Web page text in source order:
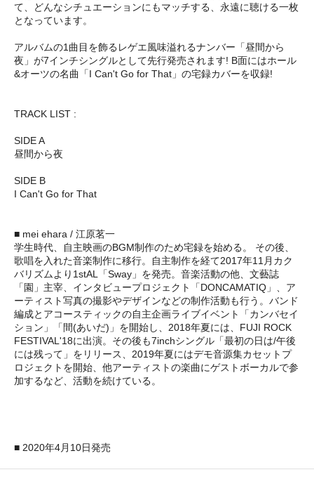
て、どんなシチュエーションにもマッチする、永遠に聴ける一枚
となっています。
アルバムの1曲目を飾るレゲエ風味溢れるナンバー「昼間から
夜」が7インチシングルとして先行発売されます! B面にはホール
&オーツの名曲「I Can't Go for That」の宅録カバーを収録!
TRACK LIST :
SIDE A
昼間から夜
SIDE B
I Can't Go for That
■ mei ehara / 江原茗一
学生時代、自主映画のBGM制作のため宅録を始める。 その後、
歌唱を入れた音楽制作に移行。自主制作を経て2017年11月カク
バリズムより1stAL「Sway」を発売。音楽活動の他、文藝誌
「園」主宰、インタビュープロジェクト「DONCAMATIQ」、ア
ーティスト写真の撮影やデザインなどの制作活動も行う。バンド
編成とアコースティックの自主企画ライブイベント「カンバセイ
ション」「間(あいだ)」を開始し、2018年夏には、FUJI ROCK
FESTIVAL'18に出演。その後も7inchシングル「最初の日は/午後
には残って」をリリース、2019年夏にはデモ音源集カセットプ
ロジェクトを開始、他アーティストの楽曲にゲストボーカルで参
加するなど、活動を続けている。
■ 2020年4月10日発売